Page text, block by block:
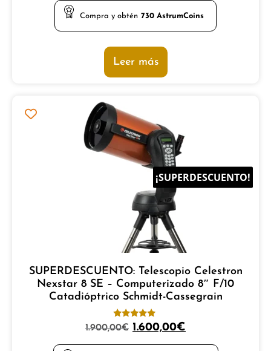
Compra y obtén 730 AstrumCoins
Leer más
¡SUPERDESCUENTO!
SUPERDESCUENTO: Telescopio Celestron
Nexstar 8 SE – Computerizado 8″ F/10
Catadióptrico Schmidt-Cassegrain
Valorado
con
1.900,00€ 1.600,00€